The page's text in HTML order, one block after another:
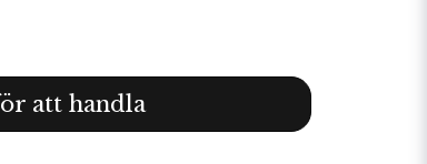
att handla